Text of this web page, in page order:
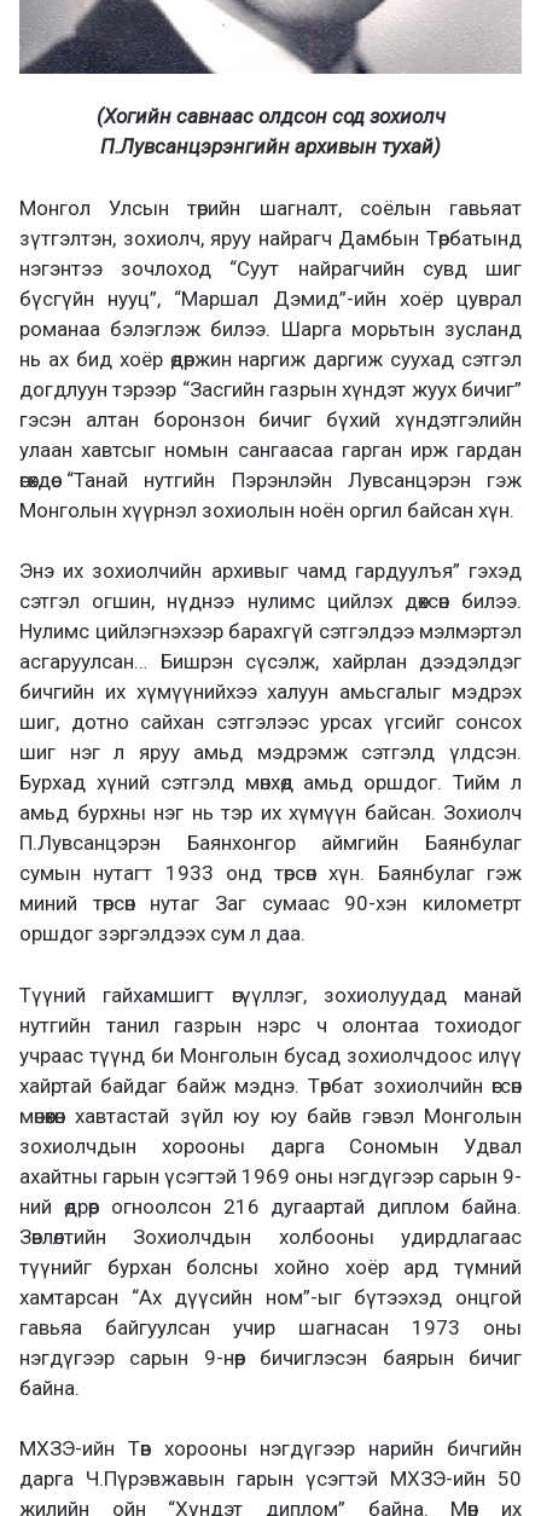
(Хогийн савнаас олдсон сод зохиолч
П.Лувсанцэрэнгийн архивын тухай)
Монгол Улсын төрийн шагналт, соёлын гавьяат
зүтгэлтэн, зохиолч, яруу найрагч Дамбын Төрбатынд
нэгэнтээ зочлоход “Суут найрагчийн сувд шиг
бүсгүйн нууц”, “Маршал Дэмид”-ийн хоёр цуврал
романаа бэлэглэж билээ. Шарга морьтын зусланд
нь ах бид хоёр өдөржин наргиж даргиж суухад сэтгэл
догдлуун тэрээр “Засгийн газрын хүндэт жуух бичиг”
гэсэн алтан боронзон бичиг бүхий хүндэтгэлийн
улаан хавтсыг номын сангаасаа гарган ирж гардан
өгөхдөө “Танай нутгийн Пэрэнлэйн Лувсанцэрэн гэж
Монголын хүүрнэл зохиолын ноён оргил байсан хүн.
Энэ их зохиолчийн архивыг чамд гардуулъя” гэхэд
сэтгэл огшин, нүднээ нулимс цийлэх дөхсөн билээ.
Нулимс цийлэгнэхээр барахгүй сэтгэлдээ мэлмэртэл
асгаруулсан… Бишрэн сүсэлж, хайрлан дээдэлдэг
бичгийн их хүмүүнийхээ халуун амьсгалыг мэдрэх
шиг, дотно сайхан сэтгэлээс урсах үгсийг сонсох
шиг нэг л яруу амьд мэдрэмж сэтгэлд үлдсэн.
Бурхад хүний сэтгэлд мөнхөд амьд оршдог. Тийм л
амьд бурхны нэг нь тэр их хүмүүн байсан. Зохиолч
П.Лувсанцэрэн Баянхонгор аймгийн Баянбулаг
сумын нутагт 1933 онд төрсөн хүн. Баянбулаг гэж
миний төрсөн нутаг Заг сумаас 90-хэн километрт
оршдог зэргэлдээх сум л даа.
Түүний гайхамшигт өгүүллэг, зохиолуудад манай
нутгийн танил газрын нэрс ч олонтаа тохиодог
учраас түүнд би Монголын бусад зохиолчдоос илүү
хайртай байдаг байж мэднэ. Төрбат зохиолчийн өгсөн
мөнөөхөн хавтастай зүйл юу юу байв гэвэл Монголын
зохиолчдын хорооны дарга Сономын Удвал
ахайтны гарын үсэгтэй 1969 оны нэгдүгээр сарын 9-
ний өдрөөр огноолсон 216 дугаартай диплом байна.
Зөвлөлтийн Зохиолчдын холбооны удирдлагаас
түүнийг бурхан болсны хойно хоёр ард түмний
хамтарсан “Ах дүүсийн ном”-ыг бүтээхэд онцгой
гавьяа байгуулсан учир шагнасан 1973 оны
нэгдүгээр сарын 9-нөөр бичиглэсэн баярын бичиг
байна.
МХЗЭ-ийн Төв хорооны нэгдүгээр нарийн бичгийн
дарга Ч.Пүрэвжавын гарын үсэгтэй МХЗЭ-ийн 50
жилийн ойн “Хүндэт диплом” байна. Мөн их